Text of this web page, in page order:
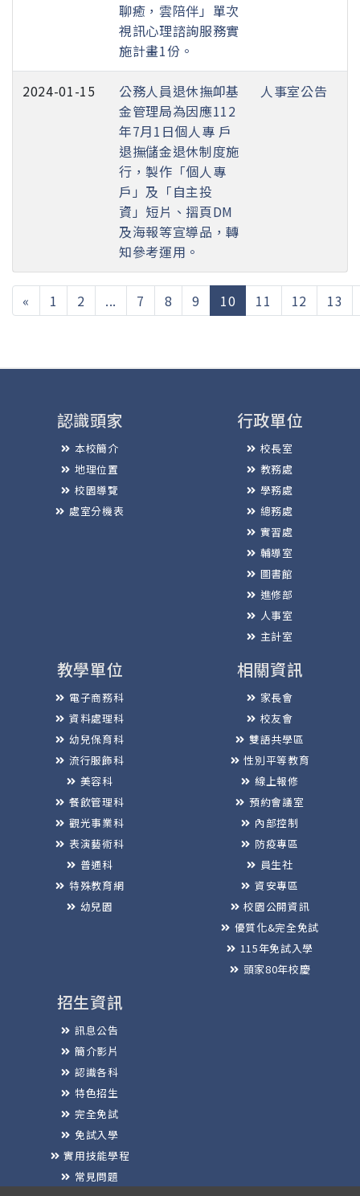
聊癒，雲陪伴」單次
視訊心理諮詢服務實
施計畫1份。
2024-01-15
公務人員退休撫卹基
金管理局為因應112
年7月1日個人專 戶
退撫儲金退休制度施
行，製作「個人專
戶」及「自主投
資」短片、摺頁DM
及海報等宣導品，轉
知參考運用。
人事室公告
« 1 2 ... 7 8 9 10 (current)
11 12 13
認識頭家
本校簡介
地理位置
校園導覽
處室分機表
行政單位
校長室
教務處
學務處
總務處
實習處
輔導室
圖書館
進修部
人事室
主計室
教學單位
電子商務科
資料處理科
幼兒保育科
流行服飾科
美容科
餐飲管理科
觀光事業科
表演藝術科
普通科
特殊教育網
幼兒園
相關資訊
家長會
校友會
雙語共學區
性別平等教育
線上報修
預約會議室
內部控制
防疫專區
員生社
資安專區
校園公開資訊
優質化&完全免試
115年免試入學
頭家80年校慶
招生資訊
訊息公告
簡介影片
認識各科
特色招生
完全免試
免試入學
實用技能學程
常見問題